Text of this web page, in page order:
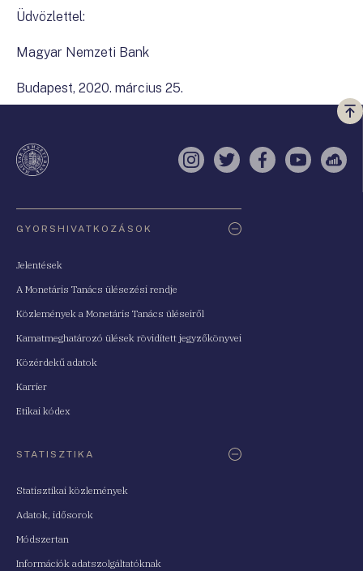
Üdvözlettel:
Magyar Nemzeti Bank
Budapest, 2020. március 25.
a
Instagram
TwitterFacebook
YouTube
GYORSHIVATKOZÁSOK
Jelentések
A Monetáris Tanács ülésezési rendje
Közlemények a Monetáris Tanács üléseiről
Kamatmeghatározó ülések rövidített jegyzőkönyvei
Közérdekű adatok
Karrier
Etikai kódex
STATISZTIKA
Statisztikai közlemények
Adatok, idősorok
Módszertan
Információk adatszolgáltatóknak